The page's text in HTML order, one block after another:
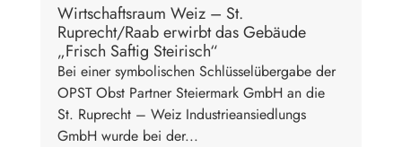
Wirtschaftsraum Weiz – St.
Ruprecht/Raab erwirbt das Gebäude
„Frisch Saftig Steirisch“
Bei einer symbolischen Schlüsselübergabe der
OPST Obst Partner Steiermark GmbH an die
St. Ruprecht – Weiz Industrieansiedlungs
GmbH wurde bei der...